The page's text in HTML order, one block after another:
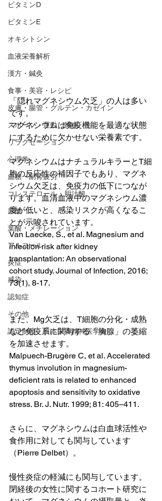
ビタミンD
ビタミンE
オキシトシン
血液栄養解析
漢方・鍼灸
食事・美容・レシピ
皮膚・腸管・グルテン・カゼイン
スポーツ・運動・睡眠
リラクゼーション
心理学
血糖・副腎疲労
コレステロール・胆汁酸
尿酸
葉酸・メチレーション
アルコール
炎症
感染
認知症
その他
認定制度 日本栄養精神医学会
「隠れマグネシウム欠乏」の人は多い
です。
マグネシウムは免疫機能を最適な状態
にするために欠かせない栄養素です。
マグネシウムはナチュラルキラーとT細
胞の反応性の補因子でもあり、マグネ
シウム欠乏は、免疫力の低下につなが
ります。血清血液中のマグネシウム濃
度が低いと、感染リスクが高くなるこ
とが示唆されています。
Van Laecke, S., et al. Magnesium and
infection risk after kidney
transplantation: An observational
cohort study. Journal of Infection, 2016;
73(1), 8-17.
また、Mg欠乏は、T細胞の分化・成熟
など免疫系に関与する「胸腺」の萎縮
を加速させます。
Malpuech-Brugère C, et al. Accelerated
thymus involution in magnesium-
deficient rats is related to enhanced
apoptosis and sensitivity to oxidative
stress. Br. J. Nutr. 1999; 81: 405–411.
さらに、マグネシウムは白血球活性や
食作用に対しても関与しています
（Pierre Delbet）。
慢性炎症の軽減にも関与しています。
閉経後の女性に関するコホート研究に